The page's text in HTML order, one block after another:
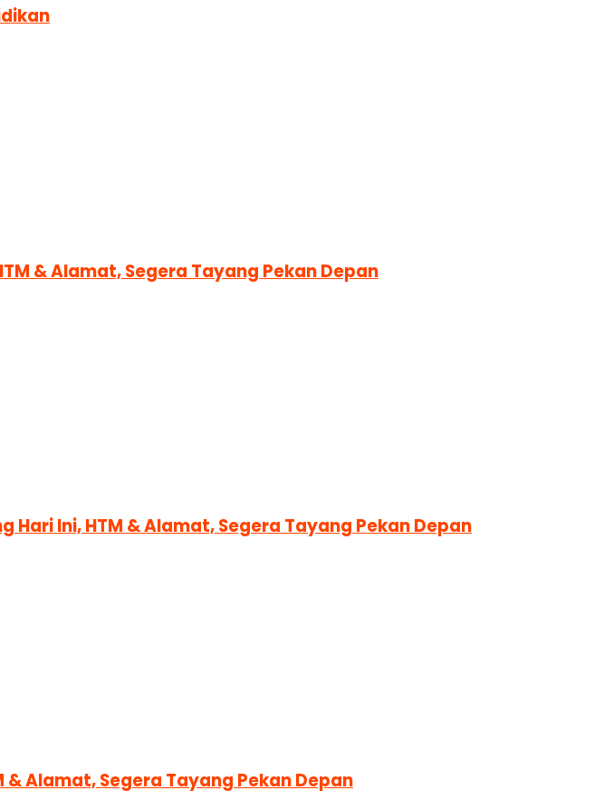
& Alamat, Segera Tayang Pekan Depan
Ini, HTM & Alamat, Segera Tayang Pekan Depan
& Alamat, Segera Tayang Pekan Depan